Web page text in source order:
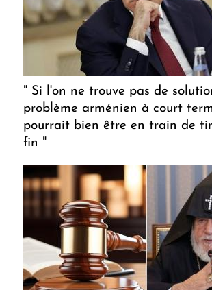
" Si l'on ne trouve pas de
problème arménien à court
pourrait bien être en train de
fin "